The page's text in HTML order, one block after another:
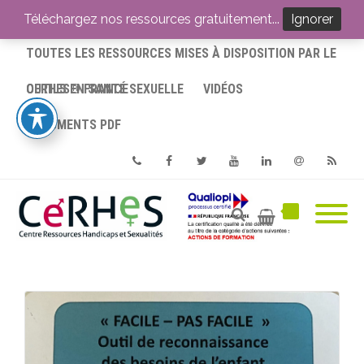
ACCUEIL
TOUTES LES RESSOURCES MISES À DISPOSITION PAR LE
CERHES® FRANCE
OUTILS EN SANTÉ SEXUELLE VIDÉOS
DOCUMENTS PDF
PhoneFacebookTwitterYoutube
Téléchargez nos ressources gratuitement... Ignorer